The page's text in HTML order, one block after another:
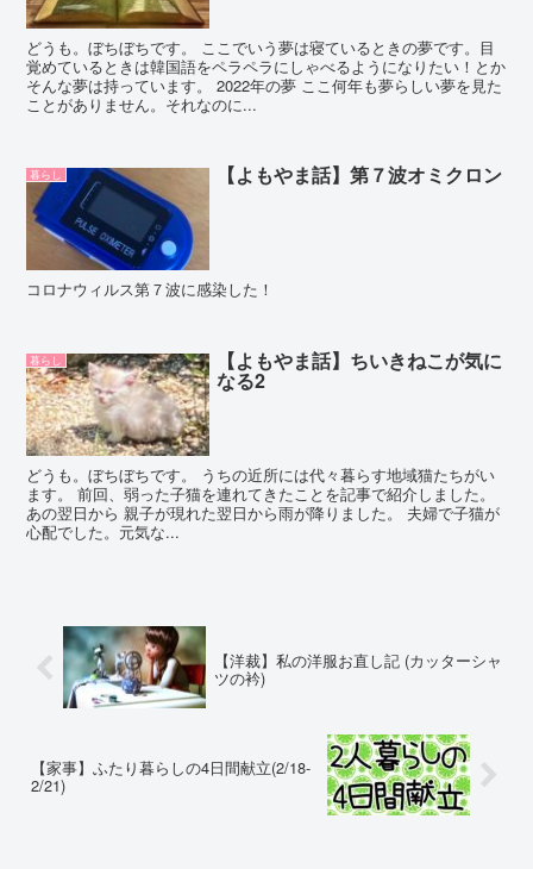
どうも。ぼちぼちです。 ここでいう夢は寝ているときの夢です。目
覚めているときは韓国語をペラペラにしゃべるようになりたい！とか
そんな夢は持っています。 2022年の夢 ここ何年も夢らしい夢を見た
ことがありません。それなのに...
暮らし 【よもやま話】第７波オミクロン
コロナウィルス第７波に感染した！
暮らし 【よもやま話】ちいきねこが気に
なる2
どうも。ぼちぼちです。 うちの近所には代々暮らす地域猫たちがい
ます。 前回、弱った子猫を連れてきたことを記事で紹介しました。
あの翌日から 親子が現れた翌日から雨が降りました。 夫婦で子猫が
心配でした。元気な...
【洋裁】私の洋服お直し記 (カッターシャ
ツの衿)
【家事】ふたり暮らしの4日間献立(2/18-
2/21)